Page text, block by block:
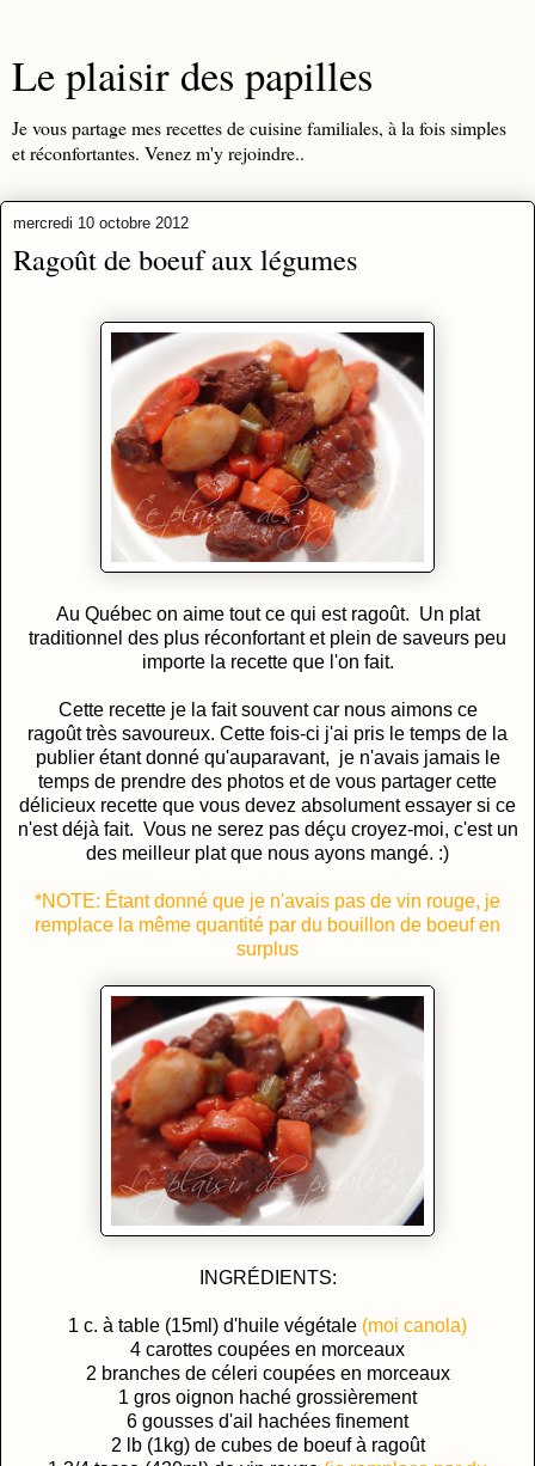
Le plaisir des papilles
Je vous partage mes recettes de cuisine familiales, à la fois simples
et réconfortantes. Venez m'y rejoindre..
mercredi 10 octobre 2012
Ragoût de boeuf aux légumes
Au Québec on aime tout ce qui est ragoût. Un plat
traditionnel des plus réconfortant et plein de saveurs peu
importe la recette que l'on fait.
Cette recette je la fait souvent car nous aimons ce
ragoût très savoureux. Cette fois-ci j'ai pris le temps de la
publier étant donné qu'auparavant, je n'avais jamais le
temps de prendre des photos et de vous partager cette
délicieux recette que vous devez absolument essayer si ce
n'est déjà fait. Vous ne serez pas déçu croyez-moi, c'est un
des meilleur plat que nous ayons mangé. :)
*NOTE: Étant donné que je n'avais pas de vin rouge, je
remplace la même quantité par du bouillon de boeuf en
surplus
INGRÉDIENTS:
1 c. à table (15ml) d'huile végétale (moi canola)
4 carottes coupées en morceaux
2 branches de céleri coupées en morceaux
1 gros oignon haché grossièrement
6 gousses d'ail hachées finement
2 lb (1kg) de cubes de boeuf à ragoût